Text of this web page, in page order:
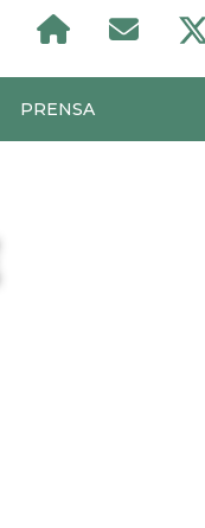
PRENSA